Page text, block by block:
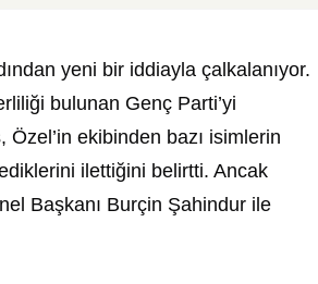
yeni bir iddiayla çalkalanıyor.
bulunan Genç Parti’yi
ekibinden bazı isimlerin
ilettiğini belirtti. Ancak
Başkanı Burçin Şahindur ile